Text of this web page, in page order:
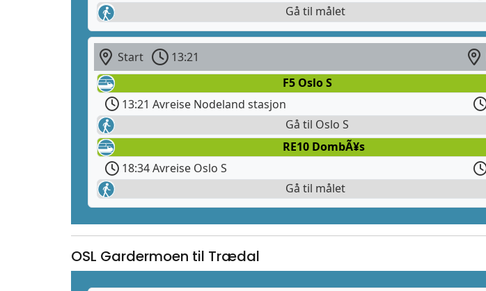
Gå til målet
Start 13:21
F5 Oslo S
13:21 Avreise Nodeland stasjon
Gå til Oslo S
RE10 DombÃ¥s
18:34 Avreise Oslo S
Gå til målet
OSL Gardermoen til Trædal